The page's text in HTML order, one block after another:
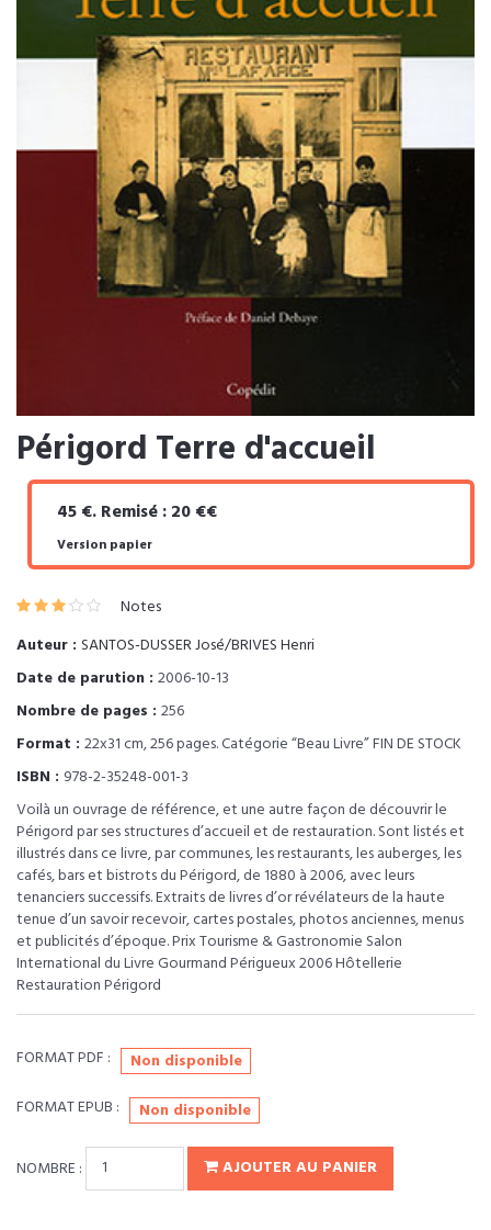
Périgord Terre d'accueil
45 €. Remisé : 20 €€
Version papier
Notes
Auteur : SANTOS-DUSSER José/BRIVES Henri
Date de parution : 2006-10-13
Nombre de pages : 256
Format : 22x31 cm, 256 pages. Catégorie “Beau Livre” FIN DE STOCK
ISBN : 978-2-35248-001-3
Voilà un ouvrage de référence, et une autre façon de découvrir le
Périgord par ses structures d’accueil et de restauration. Sont listés et
illustrés dans ce livre, par communes, les restaurants, les auberges, les
cafés, bars et bistrots du Périgord, de 1880 à 2006, avec leurs
tenanciers successifs. Extraits de livres d’or révélateurs de la haute
tenue d’un savoir recevoir, cartes postales, photos anciennes, menus
et publicités d’époque. Prix Tourisme & Gastronomie Salon
International du Livre Gourmand Périgueux 2006 Hôtellerie
Restauration Périgord
FORMAT PDF :
Non disponible
FORMAT EPUB :
Non disponible
NOMBRE : AJOUTER AU PANIER